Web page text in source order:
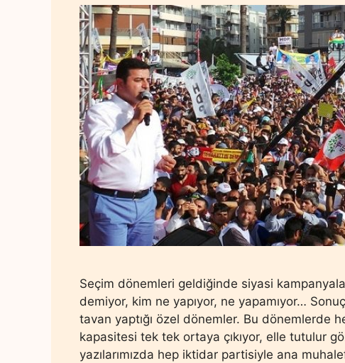
Seçim dönemleri geldiğinde siyasi
demiyor, kim ne yapıyor, ne yapamıyor…
tavan yaptığı özel dönemler. Bu dönemlerde
kapasitesi tek tek ortaya çıkıyor, elle tutulur
yazılarımızda hep iktidar partisiyle ana